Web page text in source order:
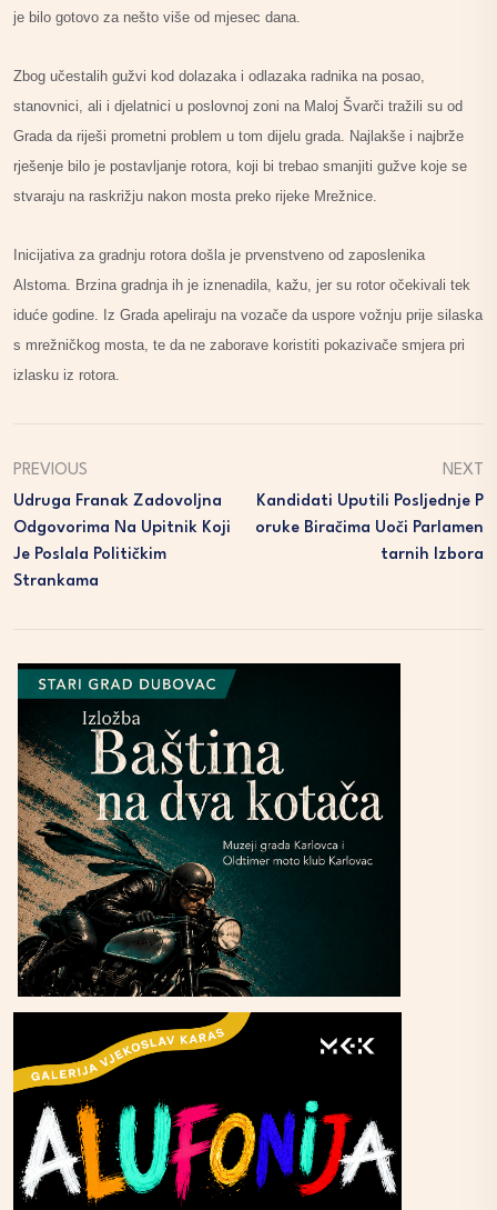
je bilo gotovo za nešto više od mjesec dana.
Zbog učestalih gužvi kod dolazaka i odlazaka radnika na posao,
stanovnici, ali i djelatnici u poslovnoj zoni na Maloj Švarči tražili su od
Grada da riješi prometni problem u tom dijelu grada. Najlakše i najbrže
rješenje bilo je postavljanje rotora, koji bi trebao smanjiti gužve koje se
stvaraju na raskrižju nakon mosta preko rijeke Mrežnice.
Inicijativa za gradnju rotora došla je prvenstveno od zaposlenika
Alstoma. Brzina gradnja ih je iznenadila, kažu, jer su rotor očekivali tek
iduće godine. Iz Grada apeliraju na vozače da uspore vožnju prije silaska
s mrežničkog mosta, te da ne zaborave koristiti pokazivače smjera pri
izlasku iz rotora.
PREVIOUS
Udruga Franak Zadovoljna
Odgovorima Na Upitnik Koji
Je Poslala Političkim
Strankama
NEXT
Kandidati Uputili Posljednje P
Oruke Biračima Uoči Parlamen
Tarnih Izbora